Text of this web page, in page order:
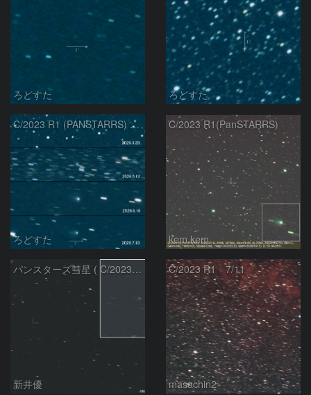
ろどすた ろどすた
C/2023 R1 (PANSTARRS) の変化
ろどすた
C/2023 R1(PanSTARRS)
kem.kem
パンスターズ彗星 ( C/2023R1 ) ：2026/07/08
新井優
C/2023 R1 7/11
masachin2